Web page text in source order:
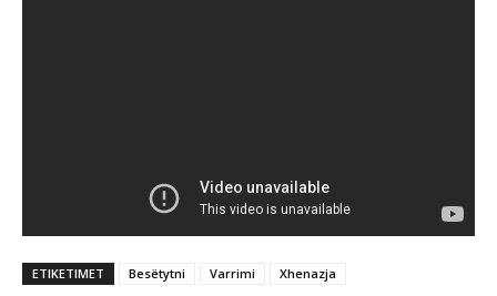
ETIKETIMET Besëtytni Varrimi Xhenazja